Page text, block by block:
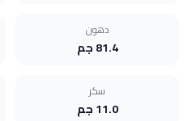
دهون
81.4 جم
سكر
11.0 جم